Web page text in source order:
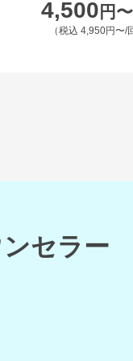
4,500 円
（税込 4,950円〜/
セラー